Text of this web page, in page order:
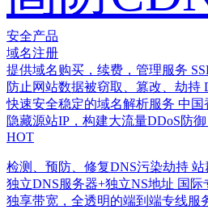
安全产品
域名注册
提供域名购买，续费，管理服务
防止网站数据被窃取、篡改、劫持
快速安全稳定的域名解析服务 中国
隐藏源站IP，构建大流量DDoS防御
HOT
检测、预防、修复DNS污染劫持 站
独立DNS服务器+独立NS地址 国际
独享带宽，全透明的端到端专线服